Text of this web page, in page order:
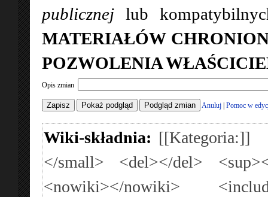
publicznej lub
MATERIAŁÓW
POZWOLENIA
Opis zmian
Anuluj Pomoc w
Wiki-składnia: [[Kategoria:]]
</small>
<del></del>
<nowiki></nowiki>